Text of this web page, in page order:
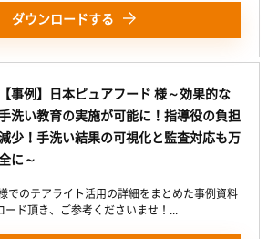
ダウンロードする
【事例】日本ピュアフード 様～効果的な
洗い教育の実施が可能に！指導役の負担
少！手洗い結果の可視化と監査対応も万
に～
でのテアライト活用の詳細をまとめた事例資料
ード頂き、ご参考くださいませ！...